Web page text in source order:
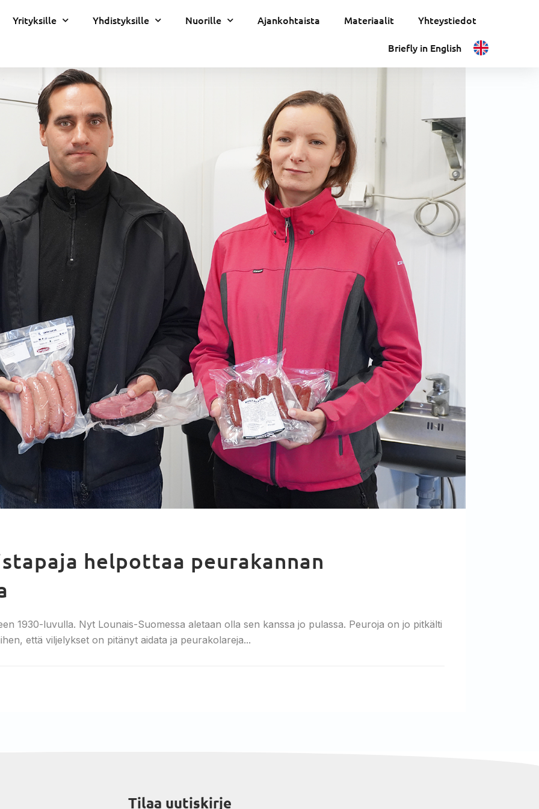
Yrityksille Yhdistyksille Nuorille Ajankohtaista Materiaalit Yhteystiedot
Briefly in English
helpottaa peurakannan
1930-luvulla. Nyt Lounais-Suomessa aletaan olla sen kanssa jo pulassa. Peuroja on jo pitkälti
että viljelykset on pitänyt aidata ja peurakolareja...
Tilaa uutiskirje